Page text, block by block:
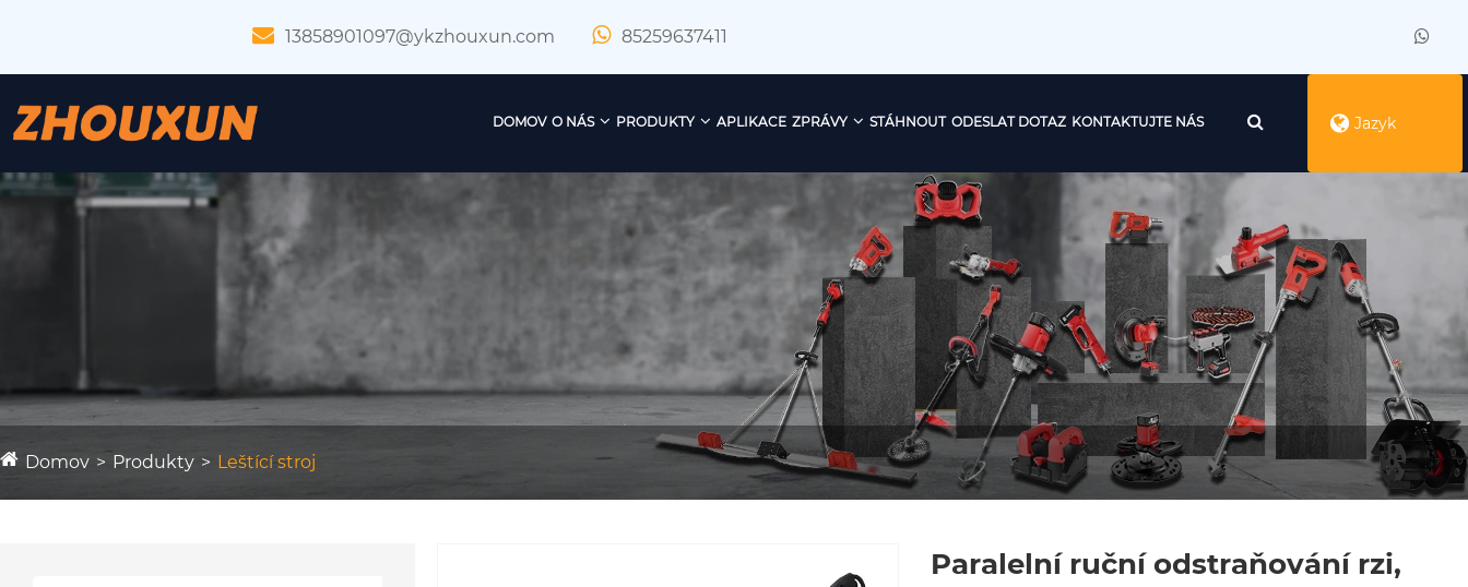
13858901097@ykzhouxun.com 85259637411
DOMOV O NÁS PRODUKTY APLIKACE ZPRÁVY STÁHNOUT ODESLAT DOTAZ KONTAKTUJTE NÁS Jazyk
Domov Produkty Leštící stroj
Paralelní ruční odstraňování rzi,